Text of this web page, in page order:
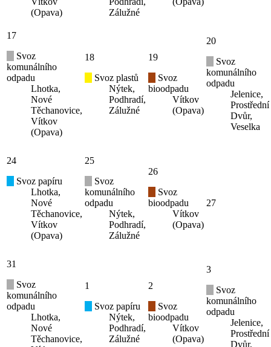
(Opava)
Zálužné
17
Svoz
komunálního
odpadu
Lhotka,
Nové
Těchanovice,
Vítkov
(Opava)
18
Svoz plastů
Nýtek,
Podhradí,
Zálužné
19
Svoz
bioodpadu
Vítkov
(Opava)
20
Svoz
komunálního
odpadu
Jelenice,
Prostřední
Dvůr,
Veselka
24
Svoz papíru
Lhotka,
Nové
Těchanovice,
Vítkov
(Opava)
25
Svoz
komunálního
odpadu
Nýtek,
Podhradí,
Zálužné
26
Svoz
bioodpadu
Vítkov
(Opava)
27
31
Svoz
komunálního
odpadu
Lhotka,
Nové
Těchanovice,
1
Svoz papíru
Nýtek,
Podhradí,
Zálužné
2
Svoz
bioodpadu
Vítkov
(Opava)
3
Svoz
komunálního
odpadu
Jelenice,
Prostřední
Dvůr,